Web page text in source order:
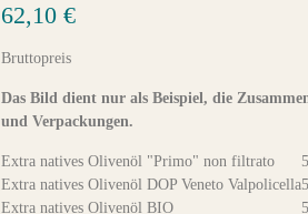
62,10 €
Bruttopreis
Das Bild dient nur als Beispiel, die
und Verpackungen.
Extra natives Olivenöl "Primo" non filtrato
Extra natives Olivenöl DOP Veneto Valpolicella
Extra natives Olivenöl BIO